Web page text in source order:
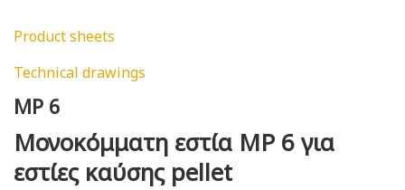
Product sheets
Technical drawings
MP 6
Μονοκόμματη εστία MP 6 για
εστίες καύσης pellet